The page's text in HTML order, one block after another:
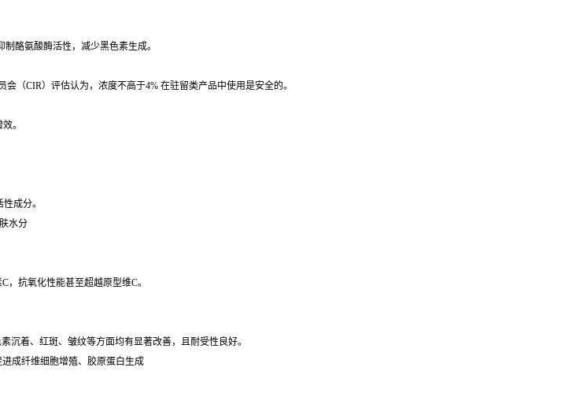
酪氨酸酶活性，减少黑色素生成。
（CIR）评估认为，浓度不高于4% 在驻留类产品中使用是安全的。
。
成分。
水分
抗氧化性能甚至超越原型维C。
沉着、红斑、皱纹等方面均有显著改善，且耐受性良好。
成纤维细胞增殖、胶原蛋白生成